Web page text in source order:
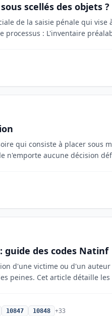
scellés des objets ?
de la saisie pénale qui
processus : L'inventaire
qui consiste à placer sous
n'emporte aucune décision
guide des codes Natinf
d'une victime ou d'un
peines. Cet article détaille
10847 10848 +33